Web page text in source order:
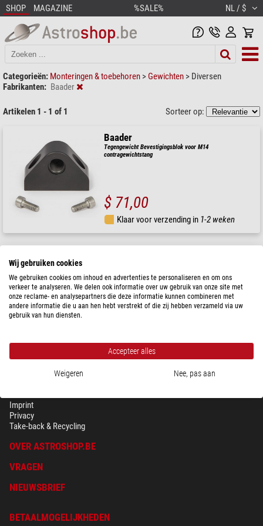
SHOP MAGAZINE %SALE% NL / $
Categorieën: Monteringen & toebehoren > Gewichten > Diversen
Fabrikanten: Baader
Artikelen 1 - 1 of 1 Sorteer op:
Baader
Tegengewicht Bevestigingsblok voor M14
contragewichtstang
$ 71,00
Klaar voor verzending in 1-2 weken
Imprint
Privacy
Take-back & Recycling
OVER ASTROSHOP.BE
VRAGEN
NIEUWSBRIEF
BETAALMOGELIJKHEDEN
Wij gebruiken cookies
We gebruiken cookies om inhoud en advertenties te personaliseren en om ons
verkeer te analyseren. We delen ook informatie over uw gebruik van onze site met
onze reclame- en analysepartners die deze informatie kunnen combineren met
andere informatie die u aan hen hebt verstrekt of die zij hebben verzameld via uw
gebruik van hun diensten.
Accepteer alles
Weigeren Nee, pas aan